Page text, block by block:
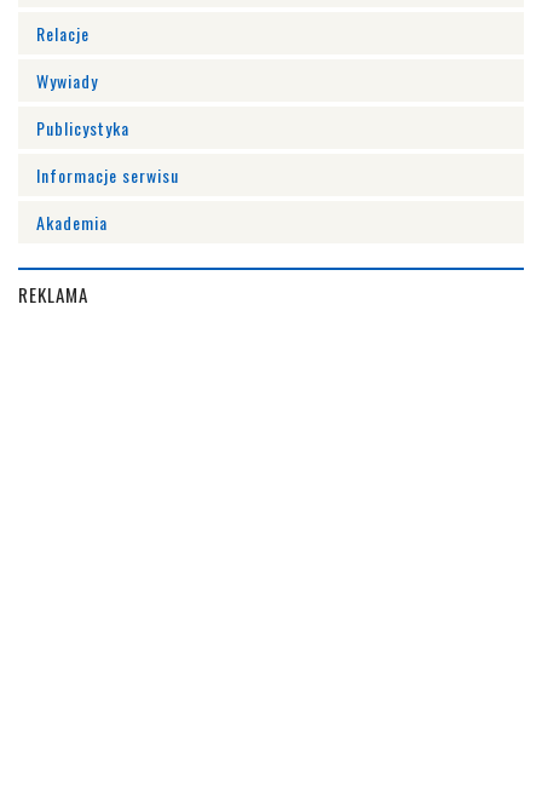
Relacje
Wywiady
Publicystyka
Informacje serwisu
Akademia
REKLAMA